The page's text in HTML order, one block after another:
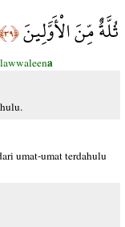
ثُلَّةٌ مِّنَ الْأَوَّلِينَ﴿٣٩﴾
a
umat-umat terdahulu